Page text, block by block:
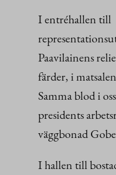
I entréhallen till
Paavilainens
färder, i
Samma blod i
presidents
väggbonad
I hallen till